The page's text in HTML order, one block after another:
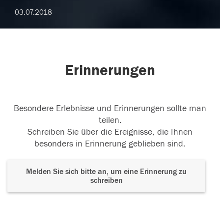
03.07.2018
Erinnerungen
Besondere Erlebnisse und Erinnerungen sollte man
teilen.
Schreiben Sie über die Ereignisse, die Ihnen
besonders in Erinnerung geblieben sind.
Melden Sie sich bitte an, um eine Erinnerung zu
schreiben